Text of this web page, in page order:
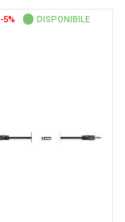
-5% DISPONIBILE